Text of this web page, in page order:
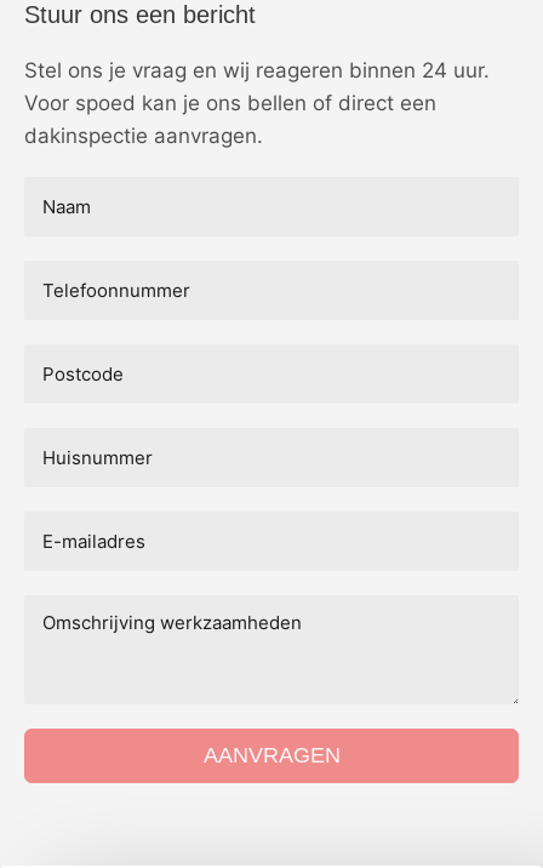
Stuur ons een bericht
Stel ons je vraag en wij reageren binnen 24 uur.
Voor spoed kan je ons bellen of direct een
dakinspectie aanvragen.
AANVRAGEN